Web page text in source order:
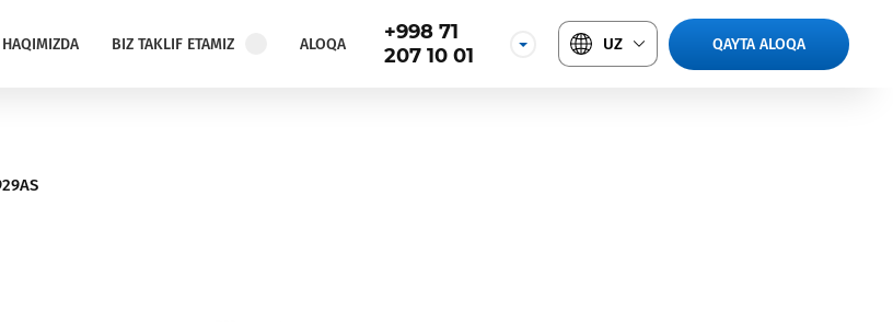
BIZ TAKLIF ETAMIZ ALOQA
+998 71
207 10 01
UZ QAYTA ALOQA